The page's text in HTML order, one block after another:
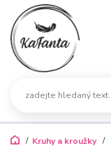
Kruhy a kroužky